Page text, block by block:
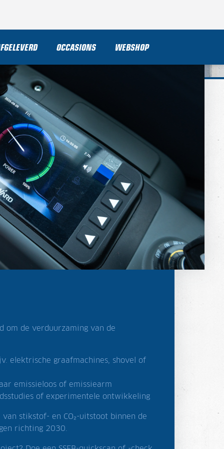
OCCASIONS WEBSHOP
om de verduurzaming van de
elektrische graafmachines, shovel of
emissieloos of emissiearm
of experimentele ontwikkeling
stikstof- en CO₂-uitstoot binnen de
richting 2030.